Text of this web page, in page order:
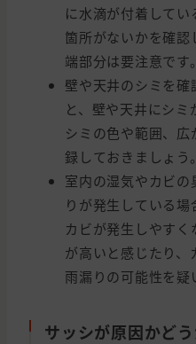
に水滴が付着してい
箇所がないかを確認
端部分は要注意です。
壁や天井のシミを確
と、壁や天井にシミ
シミの色や範囲、
録しておきましょう。
室内の湿気やカビ
りが発生している場
カビが発生しやす
が高いと感じたり、
雨漏りの可能性を疑
サッシが原因かど